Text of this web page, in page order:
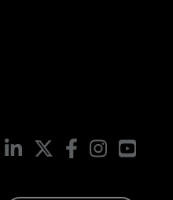
LinkedIn FacebookInstagram